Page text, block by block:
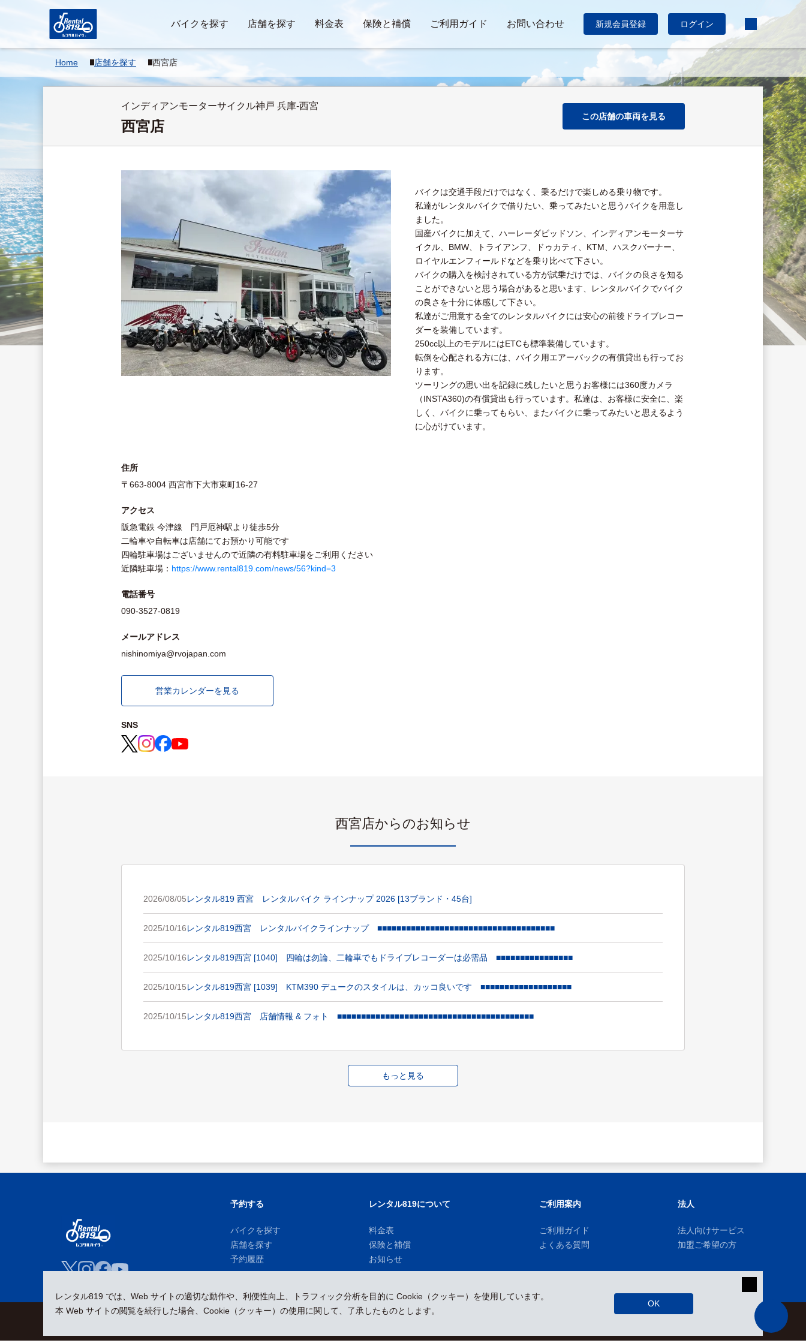
バイクを探す 店舗を探す 料金表 保険と補償 ご利用ガイド お問い合わせ 新規会員登録 ログイン
Home 店舗を探す 西宮店
インディアンモーターサイクル神戸 兵庫-西宮
西宮店
この店舗の車両を見る
バイクは交通手段だけではなく、乗るだけで楽しめる乗り物です。
私達がレンタルバイクで借りたい、乗ってみたいと思うバイクを用意し
ました。
国産バイクに加えて、ハーレーダビッドソン、インディアンモーターサ
イクル、BMW、トライアンフ、ドゥカティ、KTM、ハスクバーナー、
ロイヤルエンフィールドなどを乗り比べて下さい。
バイクの購入を検討されている方が試乗だけでは、バイクの良さを知る
ことができないと思う場合があると思います、レンタルバイクでバイク
の良さを十分に体感して下さい。
私達がご用意する全てのレンタルバイクには安心の前後ドライブレコー
ダーを装備しています。
250cc以上のモデルにはETCも標準装備しています。
転倒を心配される方には、バイク用エアーバックの有償貸出も行ってお
ります。
ツーリングの思い出を記録に残したいと思うお客様には360度カメラ
（INSTA360)の有償貸出も行っています。私達は、お客様に安全に、楽
しく、バイクに乗ってもらい、またバイクに乗ってみたいと思えるよう
に心がけています。
住所
〒663-8004 西宮市下大市東町16-27
アクセス
阪急電鉄 今津線 門戸厄神駅より徒歩5分
二輪車や自転車は店舗にてお預かり可能です
四輪駐車場はございませんので近隣の有料駐車場をご利用ください
近隣駐車場： https://www.rental819.com/news/56?kind=3
電話番号
090-3527-0819
メールアドレス
nishinomiya@rvojapan.com
営業カレンダーを見る
SNS
西宮店からのお知らせ
2026/08/05レンタル819 西宮 レンタルバイク ラインナップ 2026 [13ブランド・45台]
2025/10/16レンタル819西宮 レンタルバイクラインナップ ■■■■■■■■■■■■■■■■■■■■■■■■■■■■■■■■■■■■■
2025/10/16レンタル819西宮 [1040] 四輪は勿論、二輪車でもドライブレコーダーは必需品 ■■■■■■■■■■■■■■■■
2025/10/15レンタル819西宮 [1039] KTM390 デュークのスタイルは、カッコ良いです ■■■■■■■■■■■■■■■■■■■
2025/10/15レンタル819西宮 店舗情報 & フォト ■■■■■■■■■■■■■■■■■■■■■■■■■■■■■■■■■■■■■■■■■
もっと見る
レンタル819 では、Web サイトの適切な動作や、利便性向上、トラフィック分析を目的に Cookie（クッキー）を使用しています。
本 Web サイトの閲覧を続行した場合、Cookie（クッキー）の使用に関して、了承したものとします。
OK
予約する
バイクを探す
店舗を探す
予約履歴
レンタル819について
料金表
保険と補償
お知らせ
ご利用案内
ご利用ガイド
よくある質問
法人
法人向けサービス
加盟ご希望の方